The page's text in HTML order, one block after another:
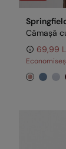
Cămașă
69,99